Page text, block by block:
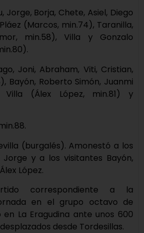
Jorge, Borja, Chete, Asiel, Diego
(Marcos, min.74), Taranilla,
min.58), Villa y Gonzalo
Joni, Abraham, Viti, Cristian,
Bayón, Roberto Simón, Juanmi
Villa (Álex López, min.81) y
(burgalés). Amonestó a los
y a los visitantes Bayón,
López.
correspondiente a la
en el grupo octavo de
La Eragudina ante unos 600
desde Tordesillas.